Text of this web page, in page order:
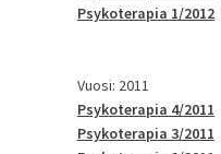
Psykoterapia 1/2012
Vuosi: 2011
Psykoterapia 4/2011
Psykoterapia 3/2011